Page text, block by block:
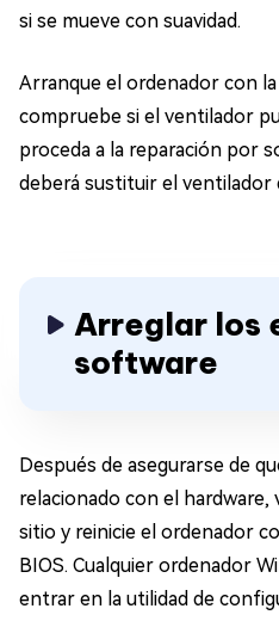
si se mueve con suavidad.
Arranque el ordenador con la
compruebe si el ventilador
proceda a la reparación por
deberá sustituir el ventilador
Arreglar los
software
Después de asegurarse de
relacionado con el
sitio y reinicie el ordenador
BIOS. Cualquier ordenador
entrar en la utilidad de